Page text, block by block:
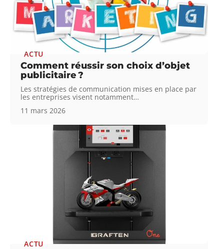
ACTU
Comment réussir son choix d’objet
publicitaire ?
Les stratégies de communication mises en place par
les entreprises visent notamment…
11 mars 2026
ACTU